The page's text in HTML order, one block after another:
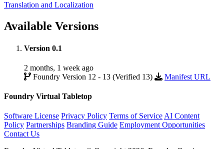
Translation and Localization
Available Versions
Version 0.1
2 months, 1 week ago
Foundry Version 12 - 13 (Verified 13)
Manifest URL
Foundry Virtual Tabletop
Software License Privacy Policy Terms of Service AI Content
Policy Partnerships Branding Guide Employment Opportunities
Contact Us